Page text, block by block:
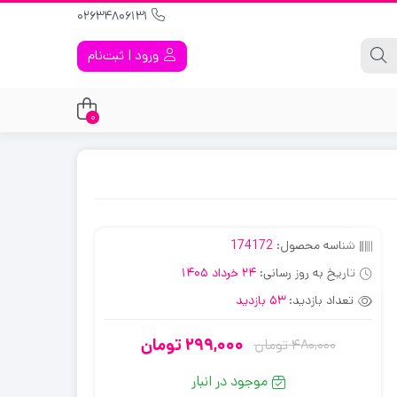
ورود | ثبت‌نام
0
شناسه محصول: 174172
تاریخ به روز رسانی: 24 خرداد 1405
تعداد بازدید:53 بازدید
480,000تومان
قیمت
اصلی:
299,000 تومان
قیمت
فعلی:
موجود در انبار